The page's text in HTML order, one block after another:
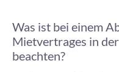
Was ist bei einem
Mietvertrages in
beachten?